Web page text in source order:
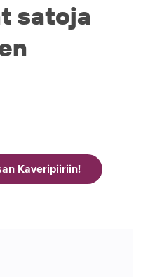
satoja
Kaveripiiriin!